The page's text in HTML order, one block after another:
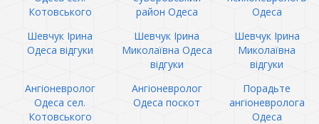
Котовського
район Одеса
Одеса
Шевчук Ірина
Одеса відгуки
Шевчук Ірина
Миколаївна Одеса
відгуки
Шевчук Ірина
Миколаївна
відгуки
Ангіоневролог
Одеса сел.
Котовського
Ангіоневролог
Одеса поскот
Порадьте
ангіоневролога
Одеса